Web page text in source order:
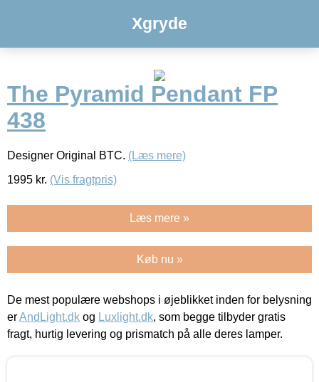
Xgryde
The Pyramid Pendant FP
438
Designer Original BTC. (Læs mere)
1995 kr. (Vis fragtpris)
Læs mere »
Køb nu »
De mest populære webshops i øjeblikket inden for belysning
erAndLight.dk og Luxlight.dk, som begge tilbyder gratis
fragt, hurtig levering og prismatch på alle deres lamper.